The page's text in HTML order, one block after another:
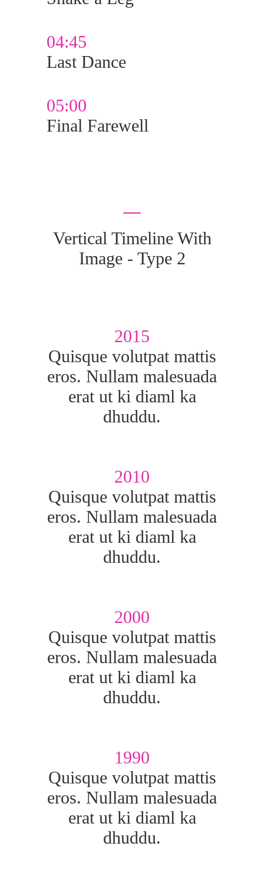
04:45
Last Dance
05:00
Final Farewell
Vertical Timeline With
Image - Type 2
2015
Quisque volutpat mattis
eros. Nullam malesuada
erat ut ki diaml ka
dhuddu.
2010
Quisque volutpat mattis
eros. Nullam malesuada
erat ut ki diaml ka
dhuddu.
2000
Quisque volutpat mattis
eros. Nullam malesuada
erat ut ki diaml ka
dhuddu.
1990
Quisque volutpat mattis
eros. Nullam malesuada
erat ut ki diaml ka
dhuddu.